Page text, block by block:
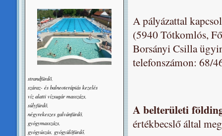
A pályázattal
(5940 Tótkomlós,
Borsányi Csilla
telefonszámon: 68/
A belterületi
értékbecslő által
strandfürdõ,
száraz- és balneoterápiás kezelés
víz alatti vízsugár masszázs,
súlyfürdõ,
négyrekeszes galvánfürdõ,
gyógymasszázs,
gyógyúszás, gyógyülõfürdő,